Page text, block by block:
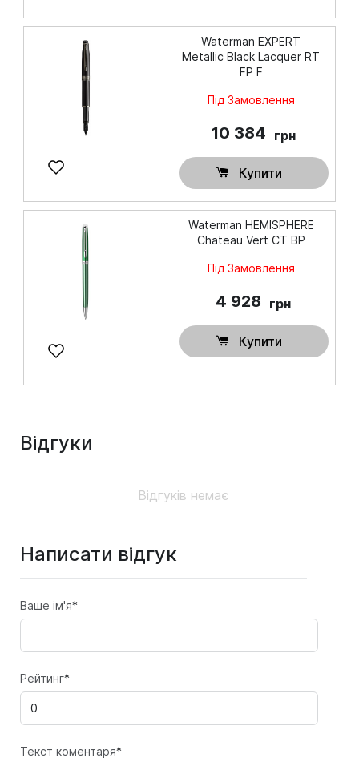
Waterman EXPERT
Metallic Black Lacquer RT
FP F
Під Замовлення
10 384 грн
Купити
Waterman HEMISPHERE
Chateau Vert CT BP
Під Замовлення
4 928 грн
Купити
Відгуки
Відгуків немає
Написати відгук
Ваше ім'я*
Рейтинг*
Текст коментаря*